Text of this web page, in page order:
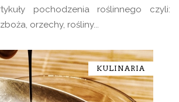
pochodzenia roślinnego czyli:
orzechy, rośliny...
KULINARIA